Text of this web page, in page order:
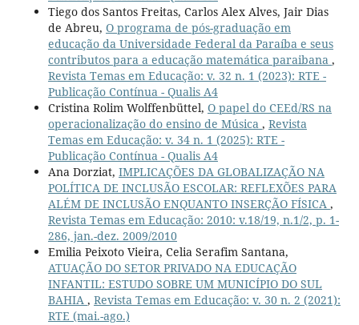
Tiego dos Santos Freitas, Carlos Alex Alves, Jair Dias
de Abreu, O programa de pós-graduação em
educação da Universidade Federal da Paraíba e seus
contributos para a educação matemática paraibana ,
Revista Temas em Educação: v. 32 n. 1 (2023): RTE -
Publicação Contínua - Qualis A4
Cristina Rolim Wolffenbüttel, O papel do CEEd/RS na
operacionalização do ensino de Música , Revista
Temas em Educação: v. 34 n. 1 (2025): RTE -
Publicação Contínua - Qualis A4
Ana Dorziat, IMPLICAÇÕES DA GLOBALIZAÇÃO NA
POLÍTICA DE INCLUSÃO ESCOLAR: REFLEXÕES PARA
ALÉM DE INCLUSÃO ENQUANTO INSERÇÃO FÍSICA ,
Revista Temas em Educação: 2010: v.18/19, n.1/2, p. 1-
286, jan.-dez. 2009/2010
Emilia Peixoto Vieira, Celia Serafim Santana,
ATUAÇÃO DO SETOR PRIVADO NA EDUCAÇÃO
INFANTIL: ESTUDO SOBRE UM MUNICÍPIO DO SUL
BAHIA , Revista Temas em Educação: v. 30 n. 2 (2021):
RTE (mai.-ago.)